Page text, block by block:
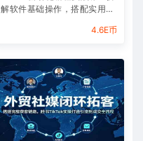
解软件基础操作，搭配实用插
4.6E币